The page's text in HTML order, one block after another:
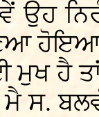
ਉਹ
ਮੁਖ ਹੈ
ਮੈ ਸ.